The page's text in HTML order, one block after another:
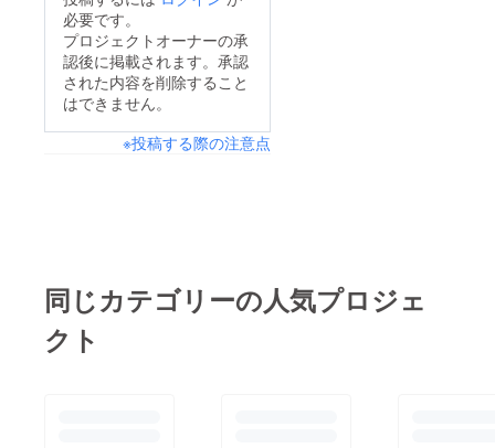
必要です。
プロジェクトオーナーの承
認後に掲載されます。承認
された内容を削除すること
はできません。
※投稿する際の注意点
同じカテゴリーの人気プロジェ
クト